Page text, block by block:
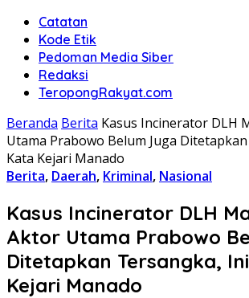
Catatan
Kode Etik
Pedoman Media Siber
Redaksi
TeropongRakyat.com
Beranda Berita Kasus Incinerator DLH
Utama Prabowo Belum Juga
Kata Kejari Manado
Berita, Daerah, Kriminal, Nasional
Kasus Incinerator DLH
Aktor Utama Prabowo
Ditetapkan Tersangka,
Kejari Manado